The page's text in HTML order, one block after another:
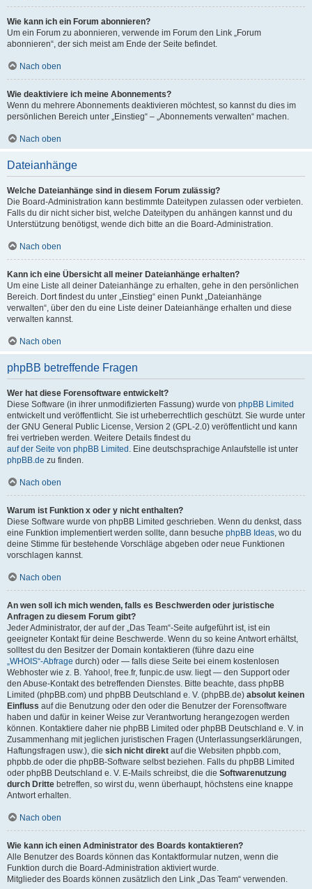
Wie kann ich ein Forum abonnieren?
Um ein Forum zu abonnieren, verwende im Forum den Link „Forum
abonnieren“, der sich meist am Ende der Seite befindet.
Nach oben
Wie deaktiviere ich meine Abonnements?
Wenn du mehrere Abonnements deaktivieren möchtest, so kannst du dies im
persönlichen Bereich unter „Einstieg“ – „Abonnements verwalten“ machen.
Nach oben
Dateianhänge
Welche Dateianhänge sind in diesem Forum zulässig?
Die Board-Administration kann bestimmte Dateitypen zulassen oder verbieten.
Falls du dir nicht sicher bist, welche Dateitypen du anhängen kannst und du
Unterstützung benötigst, wende dich bitte an die Board-Administration.
Nach oben
Kann ich eine Übersicht all meiner Dateianhänge erhalten?
Um eine Liste all deiner Dateianhänge zu erhalten, gehe in den persönlichen
Bereich. Dort findest du unter „Einstieg“ einen Punkt „Dateianhänge
verwalten“, über den du eine Liste deiner Dateianhänge erhalten und diese
verwalten kannst.
Nach oben
phpBB betreffende Fragen
Wer hat diese Forensoftware entwickelt?
Diese Software (in ihrer unmodifizierten Fassung) wurde von phpBB Limited
entwickelt und veröffentlicht. Sie ist urheberrechtlich geschützt. Sie wurde unter
der GNU General Public License, Version 2 (GPL-2.0) veröffentlicht und kann
frei vertrieben werden. Weitere Details findest du
auf der Seite von phpBB Limited . Eine deutschsprachige Anlaufstelle ist unter
phpBB.de zu finden.
Nach oben
Warum ist Funktion x oder y nicht enthalten?
Diese Software wurde von phpBB Limited geschrieben. Wenn du denkst, dass
eine Funktion implementiert werden sollte, dann besuche phpBB Ideas, wo du
deine Stimme für bestehende Vorschläge abgeben oder neue Funktionen
vorschlagen kannst.
Nach oben
An wen soll ich mich wenden, falls es Beschwerden oder juristische
Anfragen zu diesem Forum gibt?
Jeder Administrator, der auf der „Das Team“-Seite aufgeführt ist, ist ein
geeigneter Kontakt für deine Beschwerde. Wenn du so keine Antwort erhältst,
solltest du den Besitzer der Domain kontaktieren (führe dazu eine
„WHOIS“-Abfrage durch) oder — falls diese Seite bei einem kostenlosen
Webhoster wie z. B. Yahoo!, free.fr, funpic.de usw. liegt — den Support oder
den Abuse-Kontakt des betreffenden Dienstes. Bitte beachte, dass phpBB
Limited (phpBB.com) und phpBB Deutschland e. V. (phpBB.de) absolut keinen
Einfluss auf die Benutzung oder den oder die Benutzer der Forensoftware
haben und dafür in keiner Weise zur Verantwortung herangezogen werden
können. Kontaktiere daher nie phpBB Limited oder phpBB Deutschland e. V. in
Zusammenhang mit jeglichen juristischen Fragen (Unterlassungserklärungen,
Haftungsfragen usw.), die sich nicht direkt auf die Websiten phpbb.com,
phpbb.de oder die phpBB-Software selbst beziehen. Falls du phpBB Limited
oder phpBB Deutschland e. V. E-Mails schreibst, die die Softwarenutzung
durch Dritte betreffen, so wirst du, wenn überhaupt, höchstens eine knappe
Antwort erhalten.
Nach oben
Wie kann ich einen Administrator des Boards kontaktieren?
Alle Benutzer des Boards können das Kontaktformular nutzen, wenn die
Funktion durch die Board-Administration aktiviert wurde.
Mitglieder des Boards können zusätzlich den Link „Das Team“ verwenden.